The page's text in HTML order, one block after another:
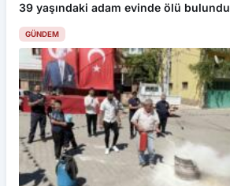
39 yaşındaki adam evinde ölü bulundu
GÜNDEM